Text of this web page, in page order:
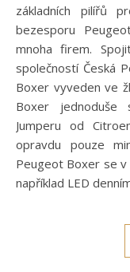
základních pilířů
bezesporu
mnoha firem.
společností Česká
Boxer vyveden ve
Boxer
Jumperu od
opravdu pouze
Peugeot Boxer se
například LED